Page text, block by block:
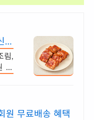
선
림,
무
원 무료배송 혜택